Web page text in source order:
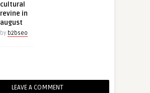
cultural
revine in
august
by b2bseo
LEAVE A COMMENT